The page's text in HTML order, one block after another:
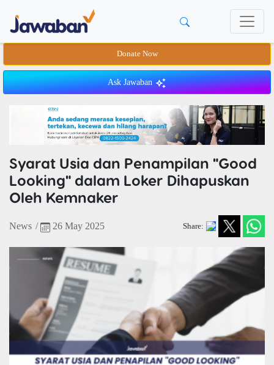
Donate Now
Ask Jawaban
Syarat Usia dan Penampilan "Good
Looking" dalam Loker Dihapuskan
Oleh Kemnaker
News / 26 May 2025 Share: